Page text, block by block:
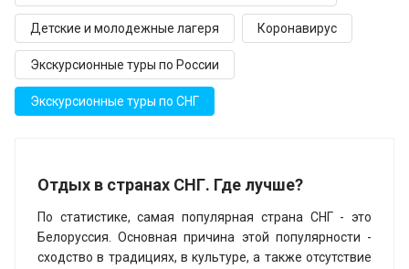
Детские и молодежные лагеря Коронавирус
Экскурсионные туры по России
Экскурсионные туры по СНГ
Отдых в странах СНГ. Где лучше?
По статистике, самая популярная страна СНГ - это
Белоруссия. Основная причина этой популярности -
сходство в традициях, в культуре, а также отсутствие